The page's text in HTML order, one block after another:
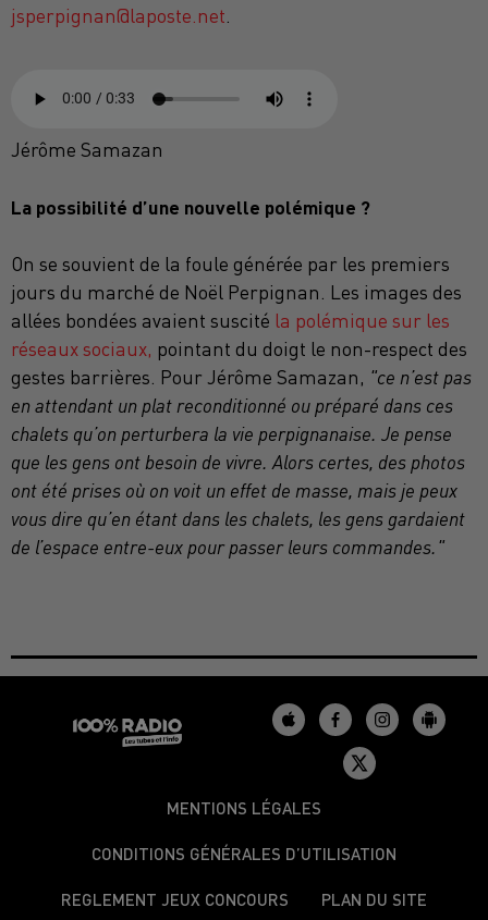
jsperpignan@laposte.net
Jérôme Samazan
La possibilité d’une nouvelle polémique ?
On se souvient de la foule générée par les premiers
jours du marché de Noël Perpignan. Les images des
allées bondées avaient suscité la polémique sur les
réseaux sociaux, pointant du doigt le non-respect des
gestes barrières. Pour Jérôme Samazan, "ce n’est pas
en attendant un plat reconditionné ou préparé dans ces
chalets qu’on perturbera la vie perpignanaise. Je pense
que les gens ont besoin de vivre. Alors certes, des photos
ont été prises où on voit un effet de masse, mais je peux
vous dire qu’en étant dans les chalets, les gens gardaient
de l’espace entre-eux pour passer leurs commandes."
MENTIONS LÉGALES
CONDITIONS GÉNÉRALES D’UTILISATION
REGLEMENT JEUX CONCOURS PLAN DU SITE